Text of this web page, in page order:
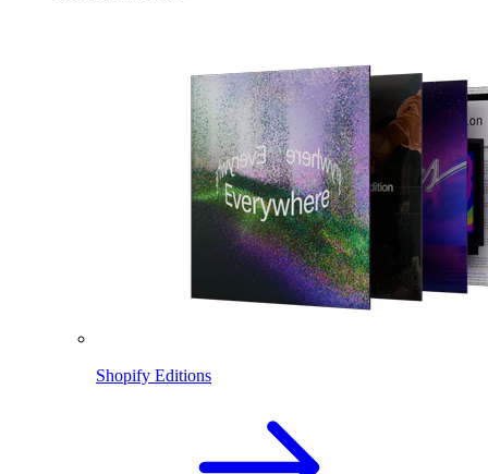
Shopify Editions